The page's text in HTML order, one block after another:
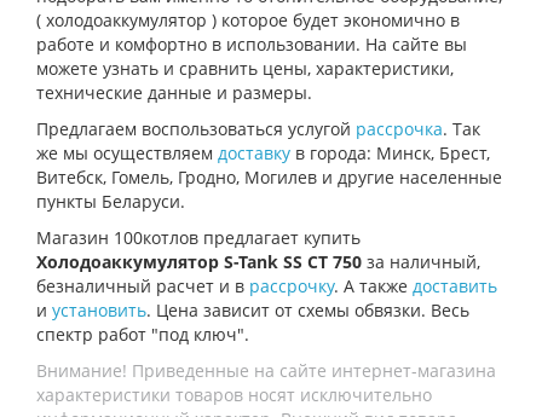
( холодоаккумулятор ) которое будет экономично в
работе и комфортно в использовании. На сайте вы
можете узнать и сравнить цены, характеристики,
технические данные и размеры.
Предлагаем воспользоваться услугой рассрочка. Так
же мы осуществляем доставку в города: Минск, Брест,
Витебск, Гомель, Гродно, Могилев и другие населенные
пункты Беларуси.
Магазин 100котлов предлагает купить
Холодоаккумулятор S-Tank SS CT 750 за наличный,
безналичный расчет и в рассрочку. А также доставить
и установить. Цена зависит от схемы обвязки. Весь
спектр работ "под ключ".
Внимание! Приведенные на сайте интернет-магазина
характеристики товаров носят исключительно